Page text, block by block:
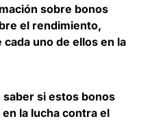
sobre bonos
el rendimiento,
uno de ellos en la
si estos bonos
la lucha contra el